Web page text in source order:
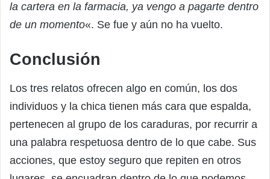
la cartera en la farmacia, ya vengo a pagarte dentro
de un momento«. Se fue y aún no ha vuelto.
Conclusión
Los tres relatos ofrecen algo en común, los dos
individuos y la chica tienen más cara que espalda,
pertenecen al grupo de los caraduras, por recurrir a
una palabra respetuosa dentro de lo que cabe. Sus
acciones, que estoy seguro que repiten en otros